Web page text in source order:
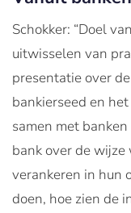
Schokker: “Doel
uitwisselen van
presentatie over
bankierseed en
samen met
bank over de
verankeren in hun
doen, hoe zien de